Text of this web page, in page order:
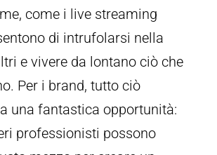
come i live streaming
di intrufolarsi nella
e vivere da lontano ciò che
Per i brand, tutto ciò
una fantastica opportunità:
professionisti possono